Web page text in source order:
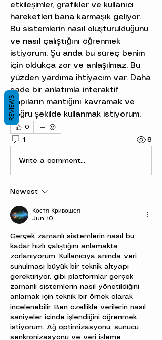
etkileşimler, grafikler ve kullanıcı
hareketleri bana karmaşık geliyor.
Bu sistemlerin nasıl oluşturulduğunu
ve nasıl çalıştığını öğrenmek
istiyorum. Şu anda bu süreç benim
için oldukça zor ve anlaşılmaz. Bu
yüzden yardıma ihtiyacım var. Daha
sade bir anlatımla interaktif
yapıların mantığını kavramak ve
doğru şekilde kullanmak istiyorum.
0
1 8
Write a comment...
Newest
Костя Кривошея
Jun 10
Gerçek zamanlı sistemlerin nasıl bu
kadar hızlı çalıştığını anlamakta
zorlanıyorum. Kullanıcıya anında veri
sunulması büyük bir teknik altyapı
gerektiriyor. gibi platformlar gerçek
zamanlı sistemlerin nasıl yönetildiğini
anlamak için teknik bir örnek olarak
incelenebilir. Ben özellikle verilerin nasıl
saniyeler içinde işlendiğini öğrenmek
istiyorum. Ağ optimizasyonu, sunucu
senkronizasyonu ve veri işleme
REVIEWS